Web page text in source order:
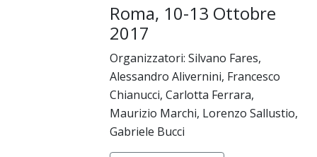
Roma, 10-13 Ottobre
2017
Organizzatori: Silvano Fares,
Alessandro Alivernini, Francesco
Chianucci, Carlotta Ferrara,
Maurizio Marchi, Lorenzo Sallustio,
Gabriele Bucci